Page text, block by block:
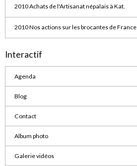
2010 Achats de l'Artisanat népalais à Kat.
2010 Nos actions sur les brocantes de France
Interactif
Agenda
Blog
Contact
Album photo
Galerie vidéos